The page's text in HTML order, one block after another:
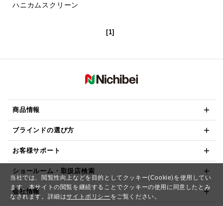
当社では、閲覧性向上などを目的としてクッキー(Cookie)を使用してい
ます。本サイトの閲覧を継続することでクッキーの使用に同意したとみ
なされます。詳細はサイトポリシー をご覧ください。
ハニカムスクリーン
[1]
商品情報
ブラインドの選び方
お客様サポート
ショールーム・取扱店検索
会社情報